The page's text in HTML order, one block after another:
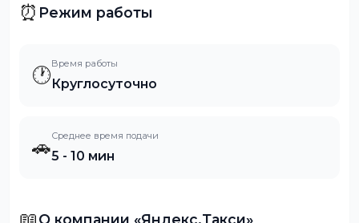
⏰ Режим работы
🕐Время работы
Круглосуточно
🚗Среднее время подачи
5 - 10 мин
О компании «Яндекс.Такси»